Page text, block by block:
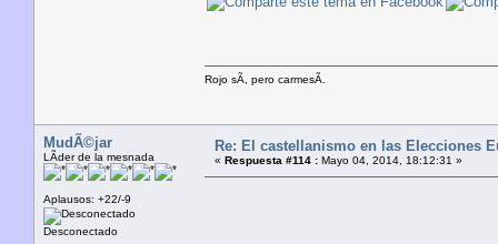
Rojo sÃ­, pero carmesÃ­.
MudÃ©jar
LÃ­der de la mesnada
Aplausos: +22/-9
Desconectado
Re: El castellanismo en las Elecciones
« Respuesta #114 : Mayo 04, 2014, 18:12:31 »